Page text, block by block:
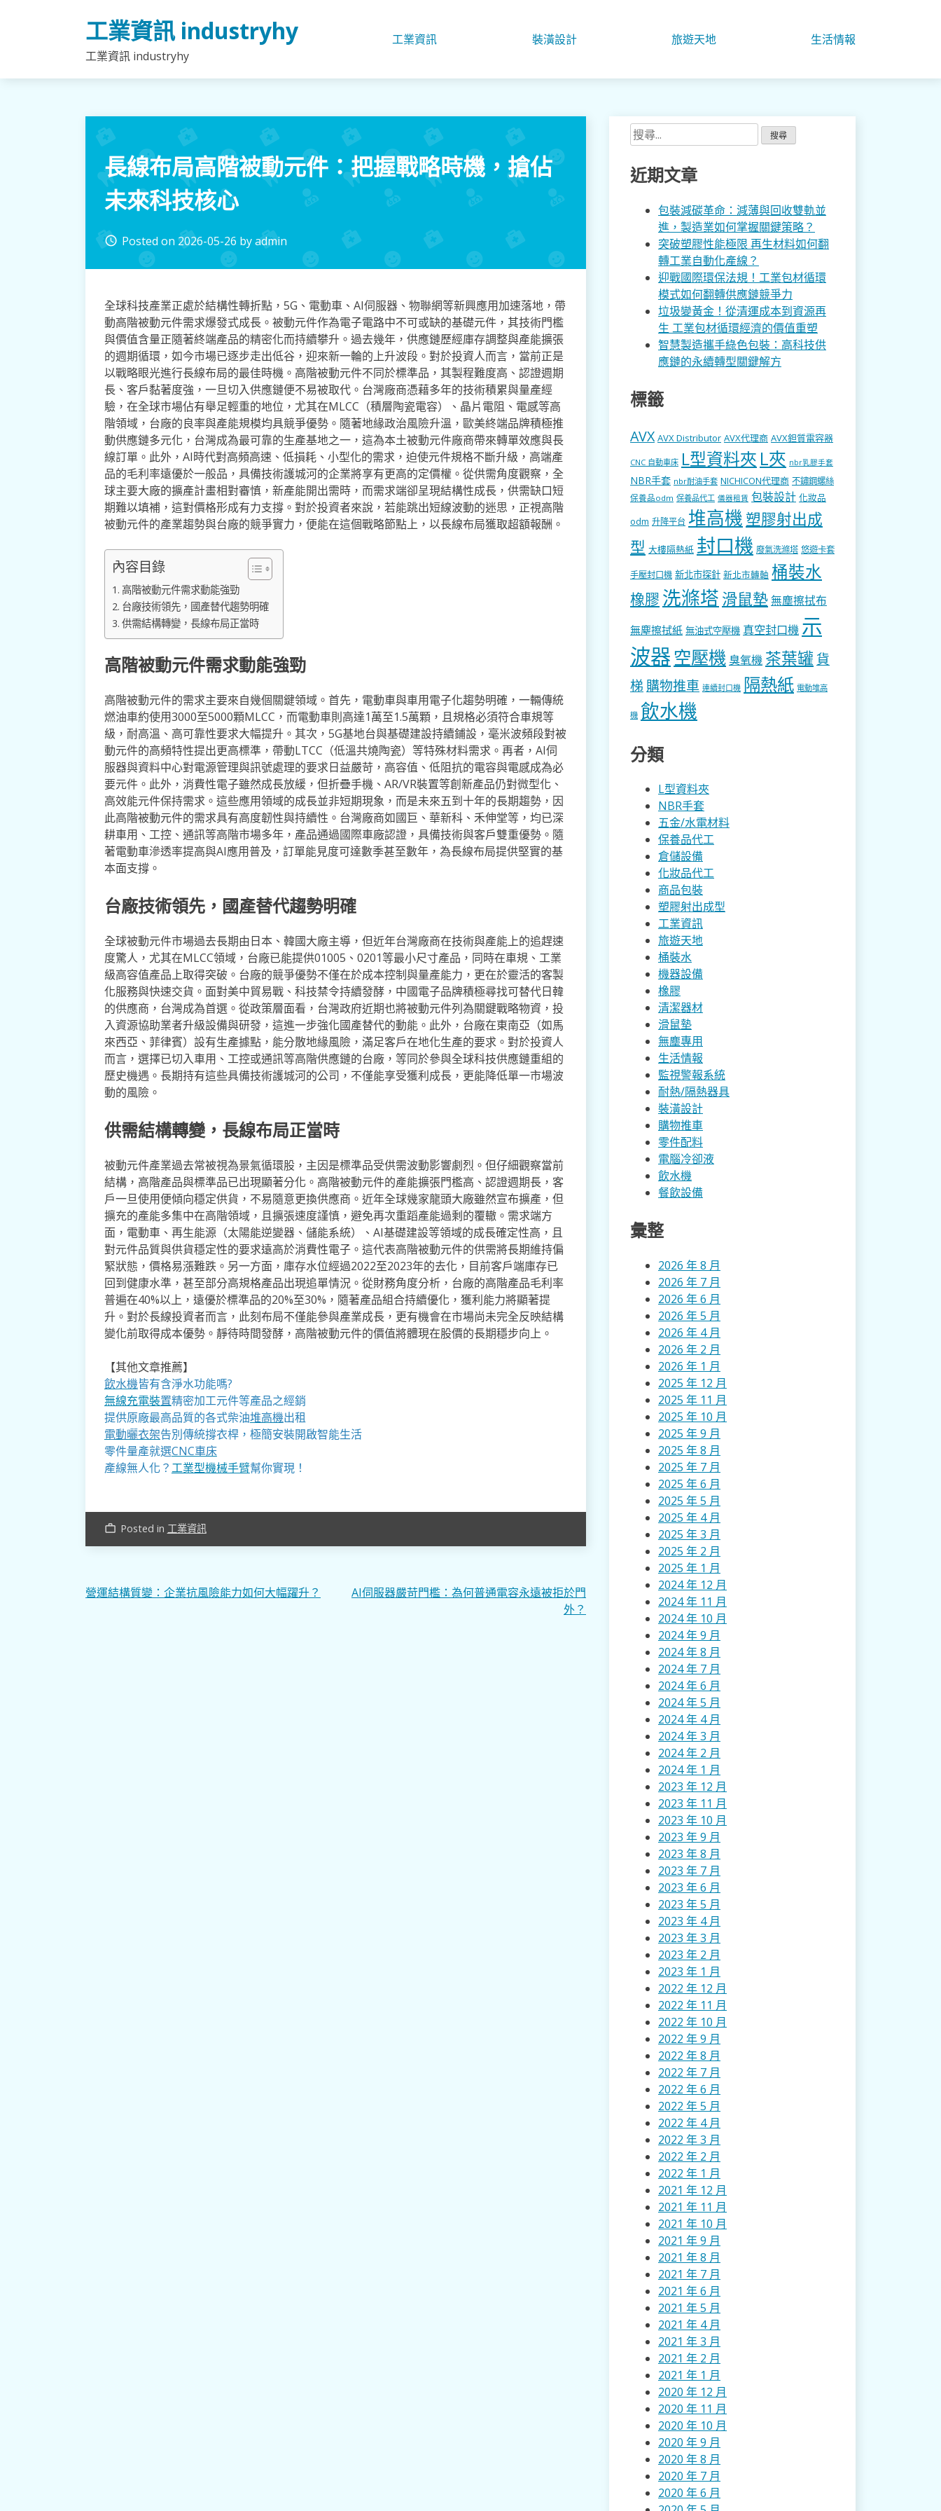
工業資訊 industryhy
工業資訊 industryhy
工業資訊 裝潢設計 旅遊天地 生活情報
長線布局高階被動元件：把握戰略時機，搶佔
未來科技核心
access_time Posted on2026-05-26 byadmin
全球科技產業正處於結構性轉折點，5G、電動車、AI伺服器、物聯網等新興應用加速落地，帶
動高階被動元件需求爆發式成長。被動元件作為電子電路中不可或缺的基礎元件，其技術門檻
與價值含量正隨著終端產品的精密化而持續攀升。過去幾年，供應鏈歷經庫存調整與產能擴張
的週期循環，如今市場已逐步走出低谷，迎來新一輪的上升波段。對於投資人而言，當前正是
以戰略眼光進行長線布局的最佳時機。高階被動元件不同於標準品，其製程難度高、認證週期
長、客戶黏著度強，一旦切入供應鏈便不易被取代。台灣廠商憑藉多年的技術積累與量產經
驗，在全球市場佔有舉足輕重的地位，尤其在MLCC（積層陶瓷電容）、晶片電阻、電感等高
階領域，台廠的良率與產能規模均具競爭優勢。隨著地緣政治風險升溫，歐美終端品牌積極推
動供應鏈多元化，台灣成為最可靠的生產基地之一，這為本土被動元件廠商帶來轉單效應與長
線訂單。此外，AI時代對高頻高速、低損耗、小型化的需求，迫使元件規格不斷升級，高端產
品的毛利率遠優於一般品，具備技術護城河的企業將享有更高的定價權。從供需角度觀察，全
球主要大廠的擴產計畫相對審慎，新產能開出需時，而需求端卻呈現結構性成長，供需缺口短
期難以填補，這對價格形成有力支撐。對於投資者來說，若能跳出短線波動的迷思，正視高階
被動元件的產業趨勢與台廠的競爭實力，便能在這個戰略節點上，以長線布局獲取超額報酬。
內容目錄
高階被動元件需求動能強勁
台廠技術領先，國產替代趨勢明確
供需結構轉變，長線布局正當時
高階被動元件需求動能強勁
高階被動元件的需求主要來自幾個關鍵領域。首先，電動車與車用電子化趨勢明確，一輛傳統
燃油車約使用3000至5000顆MLCC，而電動車則高達1萬至1.5萬顆，且規格必須符合車規等
級，耐高溫、高可靠性要求大幅提升。其次，5G基地台與基礎建設持續鋪設，毫米波頻段對被
動元件的高頻特性提出更高標準，帶動LTCC（低溫共燒陶瓷）等特殊材料需求。再者，AI伺
服器與資料中心對電源管理與訊號處理的要求日益嚴苛，高容值、低阻抗的電容與電感成為必
要元件。此外，消費性電子雖然成長放緩，但折疊手機、AR/VR裝置等創新產品仍對微型化、
高效能元件保持需求。這些應用領域的成長並非短期現象，而是未來五到十年的長期趨勢，因
此高階被動元件的需求具有高度韌性與持續性。台灣廠商如國巨、華新科、禾伸堂等，均已深
耕車用、工控、通訊等高階市場多年，產品通過國際車廠認證，具備技術與客戶雙重優勢。隨
著電動車滲透率提高與AI應用普及，訂單能見度可達數季甚至數年，為長線布局提供堅實的基
本面支撐。
台廠技術領先，國產替代趨勢明確
全球被動元件市場過去長期由日本、韓國大廠主導，但近年台灣廠商在技術與產能上的追趕速
度驚人，尤其在MLCC領域，台廠已能提供01005、0201等最小尺寸產品，同時在車規、工業
級高容值產品上取得突破。台廠的競爭優勢不僅在於成本控制與量產能力，更在於靈活的客製
化服務與快速交貨。面對美中貿易戰、科技禁令持續發酵，中國電子品牌積極尋找可替代日韓
的供應商，台灣成為首選。從政策層面看，台灣政府近期也將被動元件列為關鍵戰略物資，投
入資源協助業者升級設備與研發，這進一步強化國產替代的動能。此外，台廠在東南亞（如馬
來西亞、菲律賓）設有生產據點，能分散地緣風險，滿足客戶在地化生產的要求。對於投資人
而言，選擇已切入車用、工控或通訊等高階供應鏈的台廠，等同於參與全球科技供應鏈重組的
歷史機遇。長期持有這些具備技術護城河的公司，不僅能享受獲利成長，更能降低單一市場波
動的風險。
供需結構轉變，長線布局正當時
被動元件產業過去常被視為景氣循環股，主因是標準品受供需波動影響劇烈。但仔細觀察當前
結構，高階產品與標準品已出現顯著分化。高階被動元件的產能擴張門檻高、認證週期長，客
戶一旦使用便傾向穩定供貨，不易隨意更換供應商。近年全球幾家龍頭大廠雖然宣布擴產，但
擴充的產能多集中在高階領域，且擴張速度謹慎，避免再次重蹈產能過剩的覆轍。需求端方
面，電動車、再生能源（太陽能逆變器、儲能系統）、AI基礎建設等領域的成長確定性高，且
對元件品質與供貨穩定性的要求遠高於消費性電子。這代表高階被動元件的供需將長期維持偏
緊狀態，價格易漲難跌。另一方面，庫存水位經過2022至2023年的去化，目前客戶端庫存已
回到健康水準，甚至部分高規格產品出現追單情況。從財務角度分析，台廠的高階產品毛利率
普遍在40%以上，遠優於標準品的20%至30%，隨著產品組合持續優化，獲利能力將顯著提
升。對於長線投資者而言，此刻布局不僅能參與產業成長，更有機會在市場尚未完全反映結構
變化前取得成本優勢。靜待時間發酵，高階被動元件的價值將體現在股價的長期穩步向上。
【其他文章推薦】
飲水機皆有含淨水功能嗎?
無線充電裝置精密加工元件等產品之經銷
提供原廠最高品質的各式柴油堆高機出租
電動曬衣架告別傳統撐衣桿，極簡安裝開啟智能生活
零件量產就選CNC車床
產線無人化？工業型機械手臂幫你實現！
work_outline Posted in 工業資訊
文
營運結構質變：企業抗風險能力如何大幅躍升？
AI伺服器嚴苛門檻：為何普通電容永遠被拒於門
外？
搜
尋
關
鍵
近期文章
包裝減碳革命：減薄與回收雙軌並
進，製造業如何掌握關鍵策略？
突破塑膠性能極限 再生材料如何翻
轉工業自動化產線？
迎戰國際環保法規！工業包材循環
模式如何翻轉供應鏈競爭力
垃圾變黃金！從清運成本到資源再
生 工業包材循環經濟的價值重塑
智慧製造攜手綠色包裝：高科技供
應鏈的永續轉型關鍵解方
標籤
AVX AVX Distributor AVX代理商 AVX鉭質電容器
CNC 自動車床 L型資料夾 L夾 nbr乳膠手套
NBR手套 nbr耐油手套 NICHICON代理商 不鏽鋼螺絲
保養品odm 保養品代工 儀器租賃 包裝設計 化妝品
odm 升降平台 堆高機 塑膠射出成
型 大樓隔熱紙 封口機 廢氣洗滌塔 悠遊卡套
手壓封口機 新北市探針 新北市轉軸 桶裝水
橡膠 洗滌塔 滑鼠墊無塵擦拭布
無塵擦拭紙 無油式空壓機 真空封口機 示
波器 空壓機 臭氧機 茶葉罐 貨
梯 購物推車 連續封口機 隔熱紙 電動堆高
機 飲水機
分類
L型資料夾
NBR手套
五金/水電材料
保養品代工
倉儲設備
化妝品代工
商品包裝
塑膠射出成型
工業資訊
旅遊天地
桶裝水
機器設備
橡膠
清潔器材
滑鼠墊
無塵專用
生活情報
監視警報系統
耐熱/隔熱器具
裝潢設計
購物推車
零件配料
電腦冷卻液
飲水機
餐飲設備
彙整
2026 年 8 月
2026 年 7 月
2026 年 6 月
2026 年 5 月
2026 年 4 月
2026 年 2 月
2026 年 1 月
2025 年 12 月
2025 年 11 月
2025 年 10 月
2025 年 9 月
2025 年 8 月
2025 年 7 月
2025 年 6 月
2025 年 5 月
2025 年 4 月
2025 年 3 月
2025 年 2 月
2025 年 1 月
2024 年 12 月
2024 年 11 月
2024 年 10 月
2024 年 9 月
2024 年 8 月
2024 年 7 月
2024 年 6 月
2024 年 5 月
2024 年 4 月
2024 年 3 月
2024 年 2 月
2024 年 1 月
2023 年 12 月
2023 年 11 月
2023 年 10 月
2023 年 9 月
2023 年 8 月
2023 年 7 月
2023 年 6 月
2023 年 5 月
2023 年 4 月
2023 年 3 月
2023 年 2 月
2023 年 1 月
2022 年 12 月
2022 年 11 月
2022 年 10 月
2022 年 9 月
2022 年 8 月
2022 年 7 月
2022 年 6 月
2022 年 5 月
2022 年 4 月
2022 年 3 月
2022 年 2 月
2022 年 1 月
2021 年 12 月
2021 年 11 月
2021 年 10 月
2021 年 9 月
2021 年 8 月
2021 年 7 月
2021 年 6 月
2021 年 5 月
2021 年 4 月
2021 年 3 月
2021 年 2 月
2021 年 1 月
2020 年 12 月
2020 年 11 月
2020 年 10 月
2020 年 9 月
2020 年 8 月
2020 年 7 月
2020 年 6 月